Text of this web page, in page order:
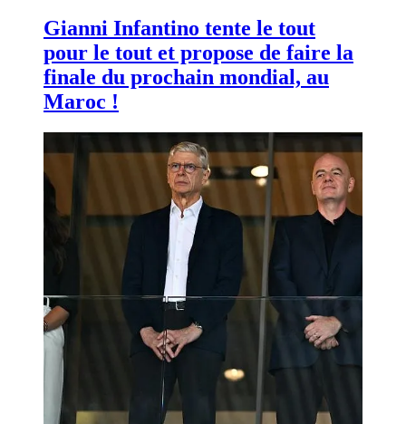
Gianni Infantino tente le tout
pour le tout et propose de faire la
finale du prochain mondial, au
Maroc !